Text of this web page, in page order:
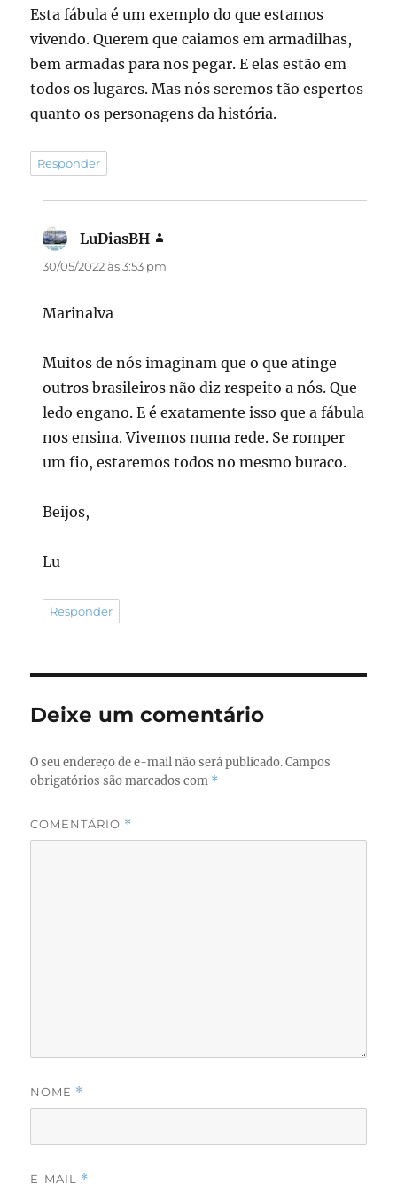
Esta fábula é um exemplo do que estamos
vivendo. Querem que caiamos em armadilhas,
bem armadas para nos pegar. E elas estão em
todos os lugares. Mas nós seremos tão espertos
quanto os personagens da história.
Responder
LuDiasBH
30/05/2022 às 3:53 pm
Marinalva
Muitos de nós imaginam que o que atinge
outros brasileiros não diz respeito a nós. Que
ledo engano. E é exatamente isso que a fábula
nos ensina. Vivemos numa rede. Se romper
um fio, estaremos todos no mesmo buraco.
Beijos,
Lu
Responder
Deixe um comentário
O seu endereço de e-mail não será publicado. Campos
obrigatórios são marcados com *
COMENTÁRIO *
NOME *
E-MAIL *